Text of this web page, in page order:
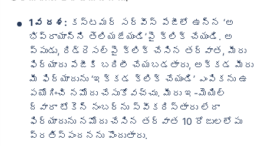
1వ దశ: కస్టమర్ సర్వీస్ పేజీలో ఉన్న ‘అ
భిప్రాయాన్ని తెలియజేయండి’పై క్లిక్ చేయండి. అ
ప్పుడు, రిడ్రెసల్‌పై క్లిక్ చేసిన తర్వాత, మీరు
ఫిర్యాదు పేజీకి బదిలీ చేయబడతారు, అక్కడ మీరు
మీ ఫిర్యాదును ‘ఇక్కడ క్లిక్ చేయండి’ ఎంపికను ఉ
పయోగించి నమోదు చేసుకోవచ్చు. మీరు ఇ-మెయిల్
ద్వారా టోకెన్ నంబర్‌ను స్వీకరిస్తారు లేదా
ఫిర్యాదును నమోదు చేసిన తర్వాత 10 రోజులలోపు
ప్రతిస్పందనను పొందుతారు.